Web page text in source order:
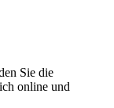
Sie die
online und